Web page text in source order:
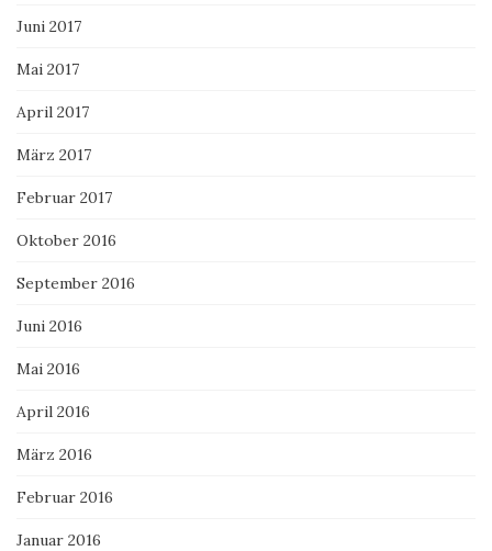
Juni 2017
Mai 2017
April 2017
März 2017
Februar 2017
Oktober 2016
September 2016
Juni 2016
Mai 2016
April 2016
März 2016
Februar 2016
Januar 2016